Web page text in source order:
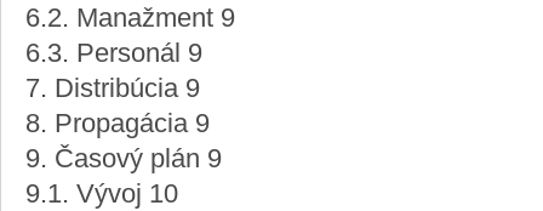
6.2. Manažment 9
6.3. Personál 9
7. Distribúcia 9
8. Propagácia 9
9. Časový plán 9
9.1. Vývoj 10